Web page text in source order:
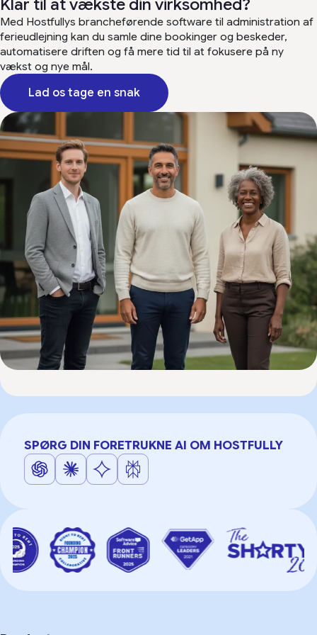
Honey Hive Stays
Trustpilot
spørgsmål/problemer. Mest af alt elsker
jeg, at det gør det muligt for os at
administrere flere ejendomme og alle
vores opgaver, integreret med Pricelabs,
problemfrit – for hvad der svarer til én
nats booking om måneden!
Kan varmt anbefales til alle med én eller
flere ejendomme.
Michael R.
Capterra
David L.
G2
Capterra
til alle mine kunder, fordi det virkelig er
blevet en uundværlig del af vores drift.”
G2-bruger
Klar til at vækste din virksomhed?
Med Hostfullys brancheførende software til administration af
ferieudlejning kan du samle dine bookinger og beskeder,
automatisere driften og få mere tid til at fokusere på ny
vækst og nye mål.
Lad os tage en snak
SPØRG DIN FORETRUKNE AI OM HOSTFULLY